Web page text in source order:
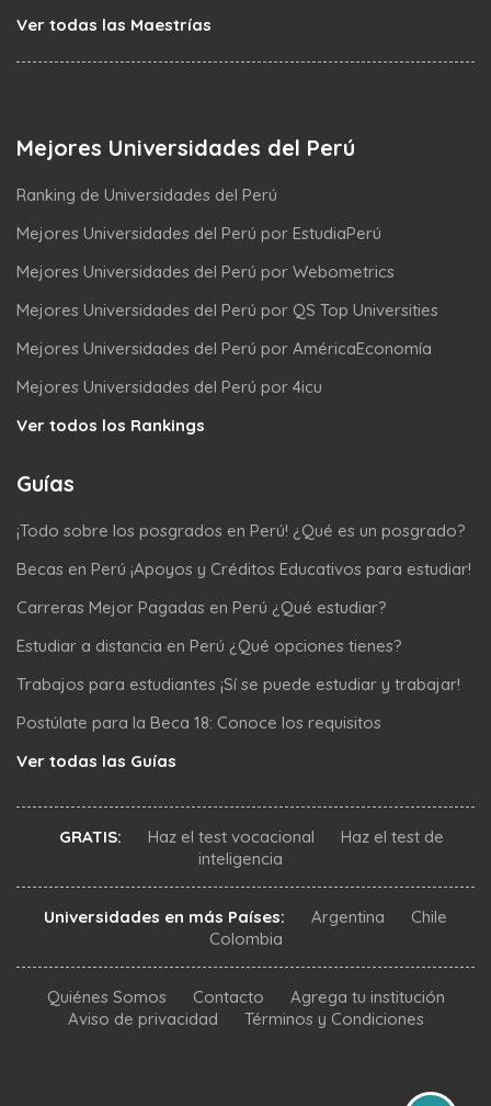
Ver todas las Maestrías
Mejores Universidades del Perú
Ranking de Universidades del Perú
Mejores Universidades del Perú por EstudiaPerú
Mejores Universidades del Perú por Webometrics
Mejores Universidades del Perú por QS Top Universities
Mejores Universidades del Perú por AméricaEconomía
Mejores Universidades del Perú por 4icu
Ver todos los Rankings
Guías
¡Todo sobre los posgrados en Perú! ¿Qué es un posgrado?
Becas en Perú ¡Apoyos y Créditos Educativos para estudiar!
Carreras Mejor Pagadas en Perú ¿Qué estudiar?
Estudiar a distancia en Perú ¿Qué opciones tienes?
Trabajos para estudiantes ¡Sí se puede estudiar y trabajar!
Postúlate para la Beca 18: Conoce los requisitos
Ver todas las Guías
GRATIS: Haz el test vocacional
Haz el test de
inteligencia
Universidades en más Países: Argentina
Chile
Colombia
Quiénes Somos Contacto
Agrega tu institución
Aviso de privacidad
Términos y Condiciones